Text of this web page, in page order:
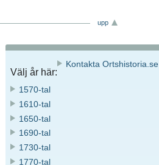
upp
Välj år här:
1570-tal
1610-tal
1650-tal
1690-tal
1730-tal
1770-tal
Kontakta Ortshistoria.se